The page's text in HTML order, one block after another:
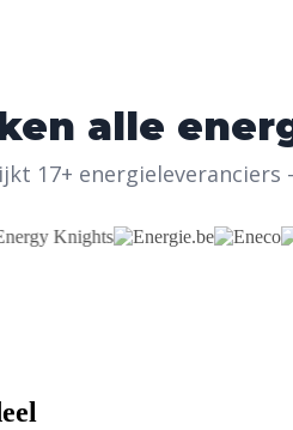
alle
17+